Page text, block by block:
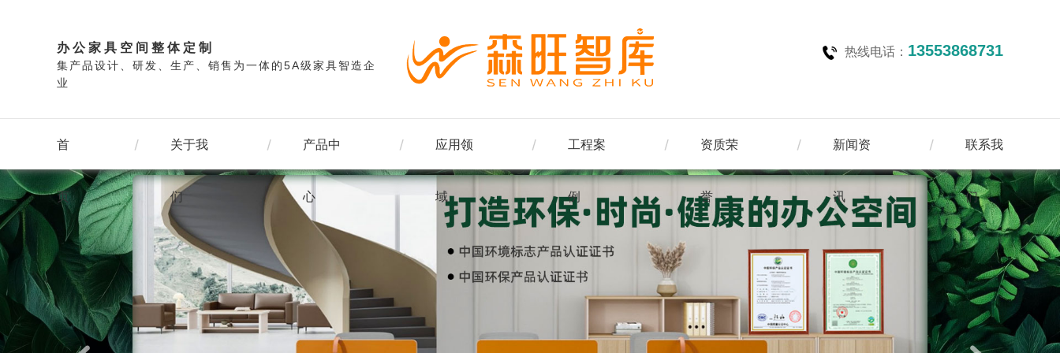
办公家具空间整体定制
集产品设计、研发、生产、销售为一体的5A级家具智造企
业
热线电话： 13553868731
首
页
关于我
们
产品中
心
应用领
域
工程案
例
资质荣
誉
新闻资
讯
联系我
们